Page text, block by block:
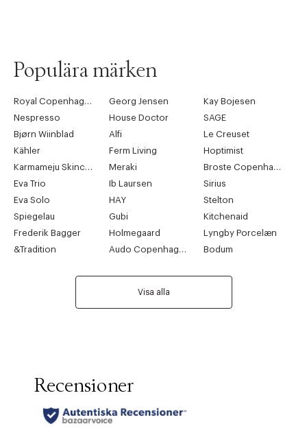
Populära märken
Royal Copenhagen Georg Jensen
Kay Bojesen
Nespresso
House Doctor
SAGE
Bjørn Wiinblad
Alfi
Le Creuset
Kähler
Ferm Living
Hoptimist
Karmameju Skincare
Meraki
Broste Copenhagen
Eva Trio
Ib Laursen
Sirius
Eva Solo
HAY
Stelton
Spiegelau
Gubi
Kitchenaid
Frederik Bagger
Holmegaard
Lyngby Porcelæn
&Tradition
Audo Copenhagen Bodum
Visa alla